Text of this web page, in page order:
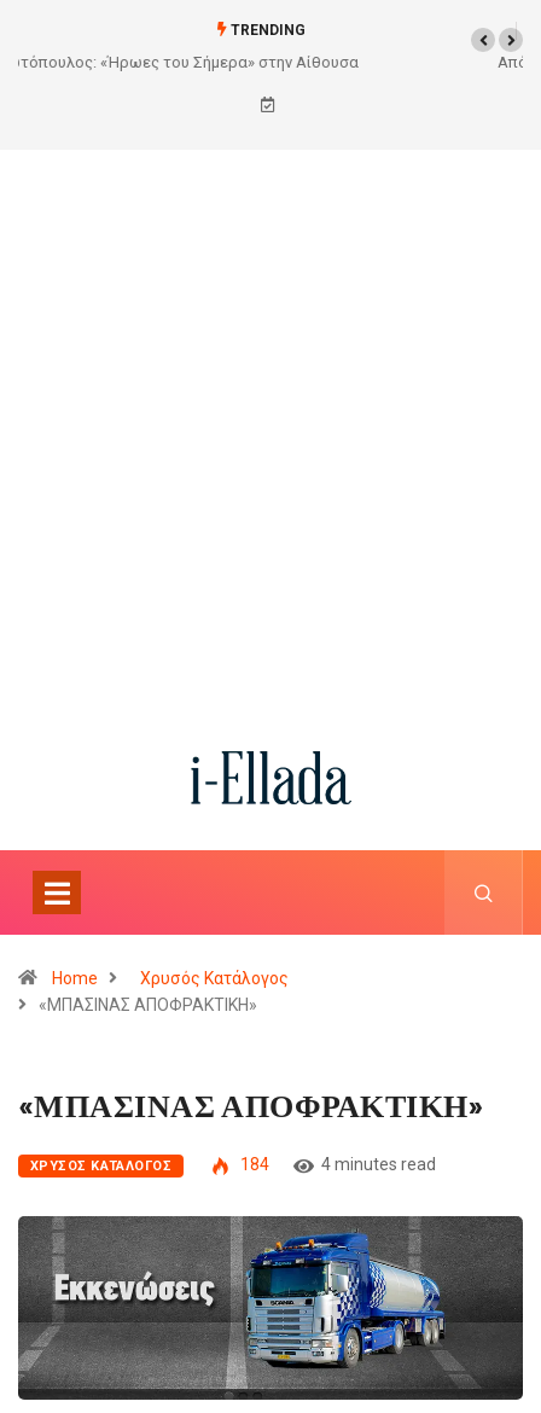
TRENDING
Από το Σχέδιο στην Πραγματικότητα
Home
Χρυσός Κατάλογος
«ΜΠΑΣΙΝΑΣ ΑΠΟΦΡΑΚΤΙΚΗ»
«ΜΠΑΣΙΝΑΣ ΑΠΟΦΡΑΚΤΙΚΗ»
ΧΡΥΣΌΣ ΚΑΤΆΛΟΓΟΣ 184 4 minutes read